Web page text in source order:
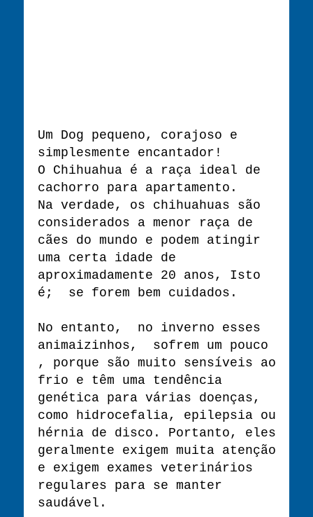
Um Dog pequeno, corajoso e
simplesmente encantador!
O Chihuahua é a raça ideal de
cachorro para apartamento.
Na verdade, os chihuahuas são
considerados a menor raça de
cães do mundo e podem atingir
uma certa idade de
aproximadamente 20 anos, Isto
é; se forem bem cuidados.
No entanto, no inverno esses
animaizinhos, sofrem um pouco
, porque são muito sensíveis ao
frio e têm uma tendência
genética para várias doenças,
como hidrocefalia, epilepsia ou
hérnia de disco. Portanto, eles
geralmente exigem muita atenção
e exigem exames veterinários
regulares para se manter
saudável.